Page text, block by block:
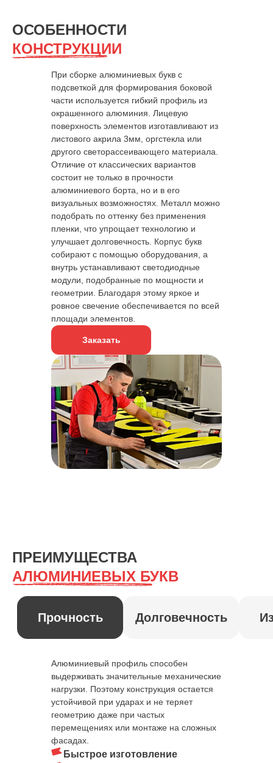
ОСОБЕННОСТИ
КОНСТРУКЦИИ
При сборке алюминиевых букв с
подсветкой для формирования боковой
части используется гибкий профиль из
окрашенного алюминия. Лицевую
поверхность элементов изготавливают из
листового акрила 3мм, оргстекла или
другого светорассеивающего материала.
Отличие от классических вариантов
состоит не только в прочности
алюминиевого борта, но и в его
визуальных возможностях. Металл можно
подобрать по оттенку без применения
пленки, что упрощает технологию и
улучшает долговечность. Корпус букв
собирают с помощью оборудования, а
внутрь устанавливают светодиодные
модули, подобранные по мощности и
геометрии. Благодаря этому яркое и
ровное свечение обеспечивается по всей
площади элементов.
Заказать
ПРЕИМУЩЕСТВА
АЛЮМИНИЕВЫХ БУКВ
Прочность Долговечность Износостойкость
Алюминиевый профиль способен
выдерживать значительные механические
нагрузки. Поэтому конструкция остается
устойчивой при ударах и не теряет
геометрию даже при частых
перемещениях или монтаже на сложных
фасадах.
Быстрое изготовление
ВЫЗОВИТЕ
ЗАМЕРЩИКА
БЕСПЛАТНО
Приедет с образцами
и каталогами
Сделает необходимые фото